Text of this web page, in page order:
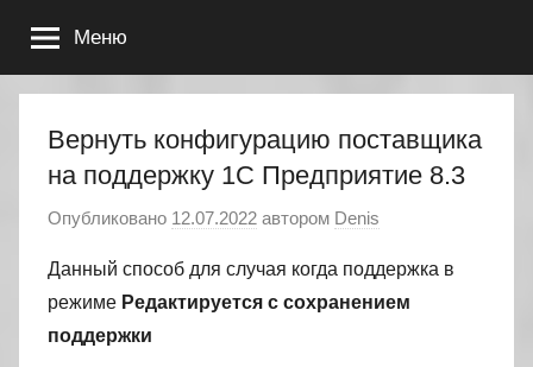
содержимому
Меню
Вернуть конфигурацию поставщика
на поддержку 1С Предприятие 8.3
Опубликовано 12.07.2022 автором Denis
Данный способ для случая когда поддержка в
режиме Редактируется с сохранением
поддержки